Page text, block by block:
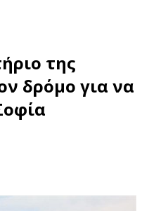
της
δρόμο για να